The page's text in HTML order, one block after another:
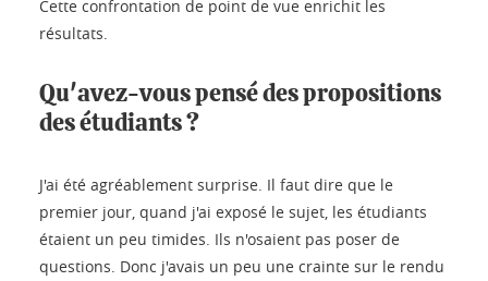
Cette confrontation de point de vue enrichit les
résultats.
Qu'avez-vous pensé des propositions
des étudiants ?
J'ai été agréablement surprise. Il faut dire que le
premier jour, quand j'ai exposé le sujet, les étudiants
étaient un peu timides. Ils n'osaient pas poser de
questions. Donc j'avais un peu une crainte sur le rendu